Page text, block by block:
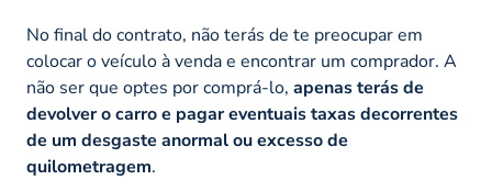
No final do contrato, não terás de te preocupar em
colocar o veículo à venda e encontrar um comprador. A
não ser que optes por comprá-lo, apenas terás de
devolver o carro e pagar eventuais taxas decorrentes
de um desgaste anormal ou excesso de
quilometragem.